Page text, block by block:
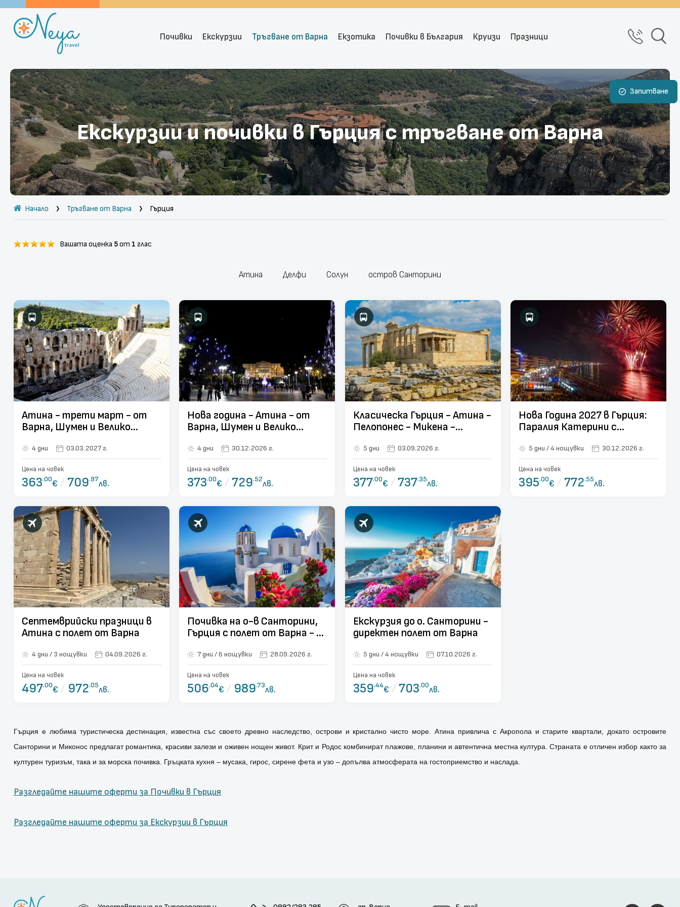
Почивки Екскурзии Тръгване от Варна Екзотика Почивки в България Круизи Празници
Екскурзии и почивки в Гърция с тръгване от Варна
Запитване
Начало Тръгване от Варна Гърция
Вашата оценка 5от 1 глас
Атина Делфи Солун остров Санторини
Атина - трети март - от
Варна, Шумен и Велико
4 дни 03.03.2027 г.
Цена на човек
363.00€ / 709.97лв.
Нова година - Атина - от
Варна, Шумен и Велико
4 дни 30.12.2026 г.
Цена на човек
373.00€ / 729.52лв.
Класическа Гърция - Атина -
Пелопонес - Микена -
Шумен и В.Търново
5 дни 03.09.2026 г.
Цена на човек
377.00€ / 737.35лв.
Нова Година 2027 в Гърция:
Паралия Катерини с
МЕТЕОРА – СОЛУН с автобус
от Варна
5 дни / 4 нощувки 30.12.2026 г.
Цена на човек
395.00€ / 772.55лв.
Септемврийски празници в
Атина с полет от Варна
4 дни / 3 нощувки 04.09.2026 г.
Цена на човек
497.00€ / 972.05лв.
Почивка на о-в Санторини,
Гърция с полет от Варна - 6
7 дни / 6 нощувки 28.09.2026 г.
Цена на човек
506.04€ / 989.73лв.
Екскурзия до о. Санторини -
директен полет от Варна
5 дни / 4 нощувки 07.10.2026 г.
Цена на човек
359.44€ / 703.00лв.
Гърция е любима туристическа дестинация, известна със своето древно наследство, острови и кристално чисто море. Атина привлича с Акропола и старите квартали, докато островите
Санторини и Миконос предлагат романтика, красиви залези и оживен нощен живот. Крит и Родос комбинират плажове, планини и автентична местна култура. Страната е отличен избор както за
културен туризъм, така и за морска почивка. Гръцката кухня – мусака, гирос, сирене фета и узо – допълва атмосферата на гостоприемство и наслада.
Разгледайте нашите оферти за Почивки в Гърция
Разгледайте нашите оферти за Екскурзии в Гърция